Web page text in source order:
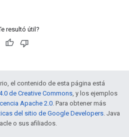
resultó útil?
el contenido de esta página está
de Creative Commons, y los ejemplos
Apache 2.0. Para obtener más
del sitio de Google Developers. Java
o sus afiliados.